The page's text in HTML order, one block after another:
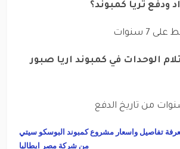
تريا كمبوند؟
الوحدات في كمبوند اريا صبور
تفاصيل واسعار مشروع كمبوند البوسكو سيتي
من شركة مصر ايطاليا